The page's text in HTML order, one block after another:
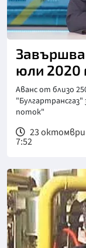
юли 2020
Аванс от близо
поток"
23
7:52